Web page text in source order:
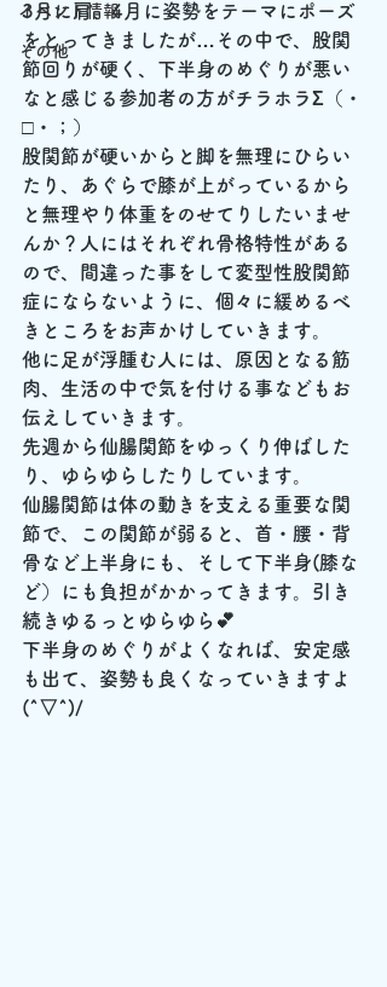
イベント情報
その他
3月に肩、4月に姿勢をテーマにポーズ
をとってきましたが…その中で、股関
節回りが硬く、下半身のめぐりが悪い
なと感じる参加者の方がチラホラΣ（・
□・；）
股関節が硬いからと脚を無理にひらい
たり、あぐらで膝が上がっているから
と無理やり体重をのせてりしたいませ
んか？人にはそれぞれ骨格特性がある
ので、間違った事をして変型性股関節
症にならないように、個々に緩めるべ
きところをお声かけしていきます。
他に足が浮腫む人には、原因となる筋
肉、生活の中で気を付ける事などもお
伝えしていきます。
先週から仙腸関節をゆっくり伸ばした
り、ゆらゆらしたりしています。
仙腸関節は体の動きを支える重要な関
節で、この関節が弱ると、首・腰・背
骨など上半身にも、そして下半身(膝な
ど）にも負担がかかってきます。引き
続きゆるっとゆらゆら💕
下半身のめぐりがよくなれば、安定感
も出て、姿勢も良くなっていきますよ
(^▽^)/